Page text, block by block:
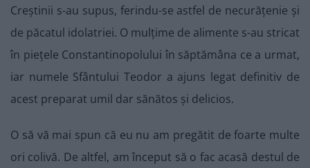
Creștinii s-au supus, ferindu-se astfel de necurățenie și
de păcatul idolatriei. O mulțime de alimente s-au stricat
în piețele Constantinopolului în săptămâna ce a urmat,
iar numele Sfântului Teodor a ajuns legat definitiv de
acest preparat umil dar sănătos și delicios.
O să vă mai spun că eu nu am pregătit de foarte multe
ori colivă. De altfel, am început să o fac acasă destul de